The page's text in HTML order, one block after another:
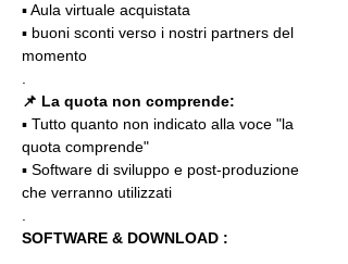
▪️ Aula virtuale acquistata
▪️ buoni sconti verso i nostri partners del
momento
📌 La quota non comprende:
▪️ Tutto quanto non indicato alla voce "la
quota comprende"
▪️ Software di sviluppo e post-produzione
che verranno utilizzati
SOFTWARE & DOWNLOAD :